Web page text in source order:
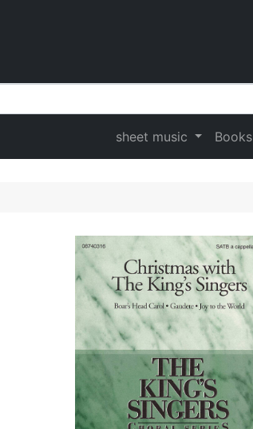
sheet music Books